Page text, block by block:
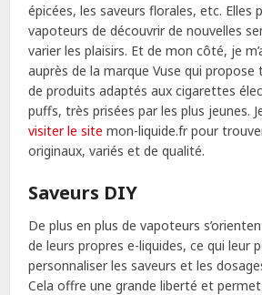
épicées, les saveurs florales, etc. Elles
vapoteurs de découvrir de nouvelles
varier les plaisirs. Et de mon côté, je
auprès de la marque Vuse qui
de produits adaptés aux cigarettes
puffs, très prisées par les plus jeunes.
visiter le site mon-liquide.fr pour
originaux, variés et de qualité.
Saveurs DIY
De plus en plus de vapoteurs
de leurs propres e-liquides, ce qui leur
personnaliser les saveurs et les
Cela offre une grande liberté et